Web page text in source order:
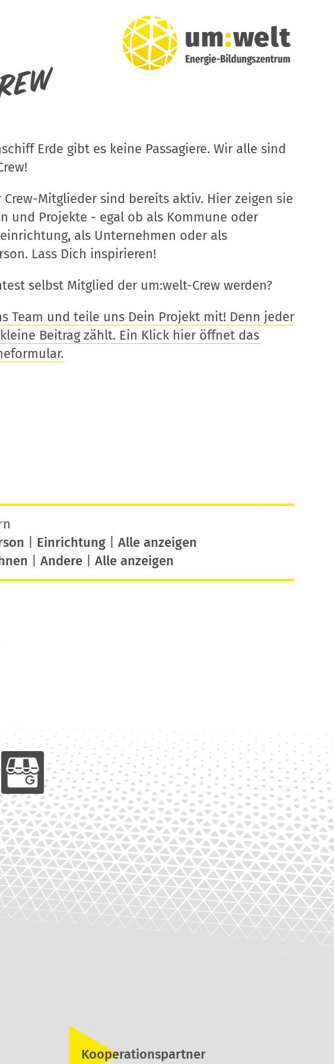
Erde gibt es keine Passagiere. Wir alle sind
Crew-Mitglieder sind bereits aktiv. Hier zeigen sie
und Projekte - egal ob als Kommune oder
als Unternehmen oder als
Lass Dich inspirieren!
selbst Mitglied der um:welt-Crew werden?
Team und teile uns Dein Projekt mit! Denn jeder
Beitrag zählt. Ein Klick hier öffnet das
Einrichtung| Alle anzeigen
Andere Alle anzeigen
Kooperationspartner